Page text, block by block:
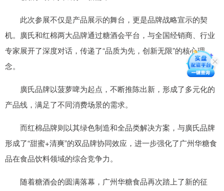
此次参展不仅是产品展示的舞台，更是品牌战略宣示的契
机。廣氏和红棉两大品牌通过糖酒会平台，与全国经销商、行业
专家展开了深度对话，传递了“品质为先，创新无限”的核心理
念。
廣氏品牌以菠萝啤为起点，不断推陈出新，形成了多元化的
产品线，满足了不同消费场景的需求。
而红棉品牌则以其绿色制造和全品类解决方案，与廣氏品牌
形成了“甜蜜+清爽”的双品牌协同效应，进一步强化了广州华糖食
品在食品饮料领域的综合竞争力。
随着糖酒会的圆满落幕，广州华糖食品再次踏上了新的征